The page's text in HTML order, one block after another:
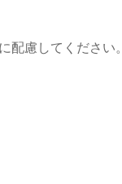
配慮してください。